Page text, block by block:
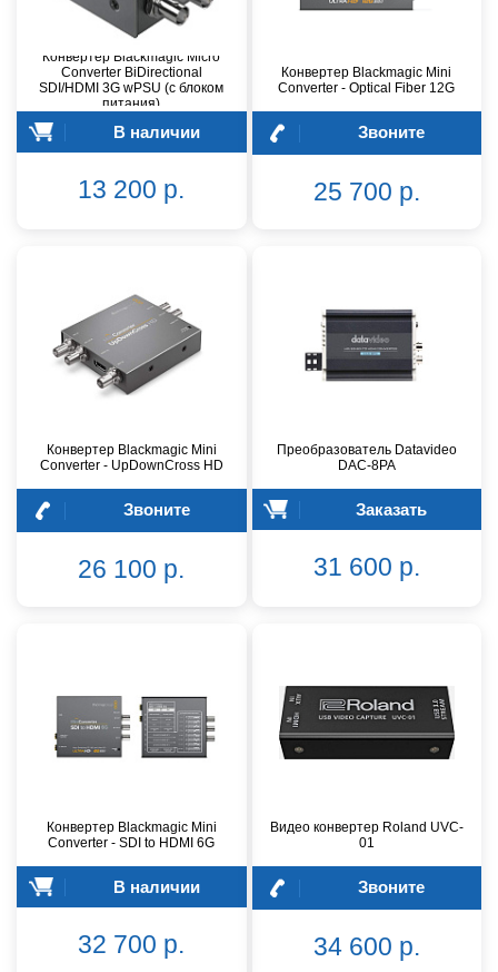
Конвертер Blackmagic Micro
Converter BiDirectional
SDI/HDMI 3G wPSU (с блоком
питания)
В наличии
13 200 р.
Конвертер Blackmagic Mini
Converter - Optical Fiber 12G
Звоните
25 700 р.
Конвертер Blackmagic Mini
Converter - UpDownCross HD
Звоните
26 100 р.
Преобразователь Datavideo
DAC-8PA
Заказать
31 600 р.
Конвертер Blackmagic Mini
Converter - SDI to HDMI 6G
В наличии
32 700 р.
Видео конвертер Roland UVC-
01
Звоните
34 600 р.